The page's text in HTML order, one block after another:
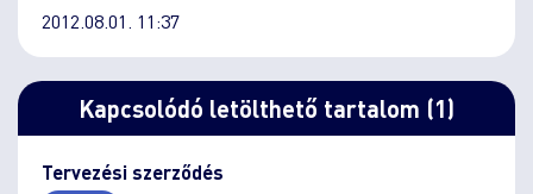
2012.08.01. 11:37
Kapcsolódó letölthető tartalom (1)
Tervezési szerződés